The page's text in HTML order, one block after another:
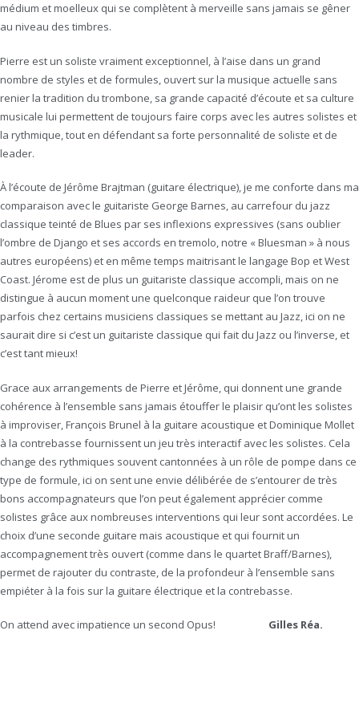
médium et moelleux qui se complètent à merveille sans jamais se gêner
au niveau des timbres.
Pierre est un soliste vraiment exceptionnel, à l’aise dans un grand
nombre de styles et de formules, ouvert sur la musique actuelle sans
renier la tradition du trombone, sa grande capacité d’écoute et sa culture
musicale lui permettent de toujours faire corps avec les autres solistes et
la rythmique, tout en défendant sa forte personnalité de soliste et de
leader.
À l’écoute de Jérôme Brajtman (guitare électrique), je me conforte dans ma
comparaison avec le guitariste George Barnes, au carrefour du jazz
classique teinté de Blues par ses inflexions expressives (sans oublier
l’ombre de Django et ses accords en tremolo, notre « Bluesman » à nous
autres européens) et en même temps maitrisant le langage Bop et West
Coast. Jérome est de plus un guitariste classique accompli, mais on ne
distingue à aucun moment une quelconque raideur que l’on trouve
parfois chez certains musiciens classiques se mettant au Jazz, ici on ne
saurait dire si c’est un guitariste classique qui fait du Jazz ou l’inverse, et
c’est tant mieux!
Grace aux arrangements de Pierre et Jérôme, qui donnent une grande
cohérence à l’ensemble sans jamais étouffer le plaisir qu’ont les solistes
à improviser, François Brunel à la guitare acoustique et Dominique Mollet
à la contrebasse fournissent un jeu très interactif avec les solistes. Cela
change des rythmiques souvent cantonnées à un rôle de pompe dans ce
type de formule, ici on sent une envie délibérée de s’entourer de très
bons accompagnateurs que l’on peut également apprécier comme
solistes grâce aux nombreuses interventions qui leur sont accordées. Le
choix d’une seconde guitare mais acoustique et qui fournit un
accompagnement très ouvert (comme dans le quartet Braff/Barnes),
permet de rajouter du contraste, de la profondeur à l’ensemble sans
empiéter à la fois sur la guitare électrique et la contrebasse.
On attend avec impatience un second Opus! Gilles Réa.